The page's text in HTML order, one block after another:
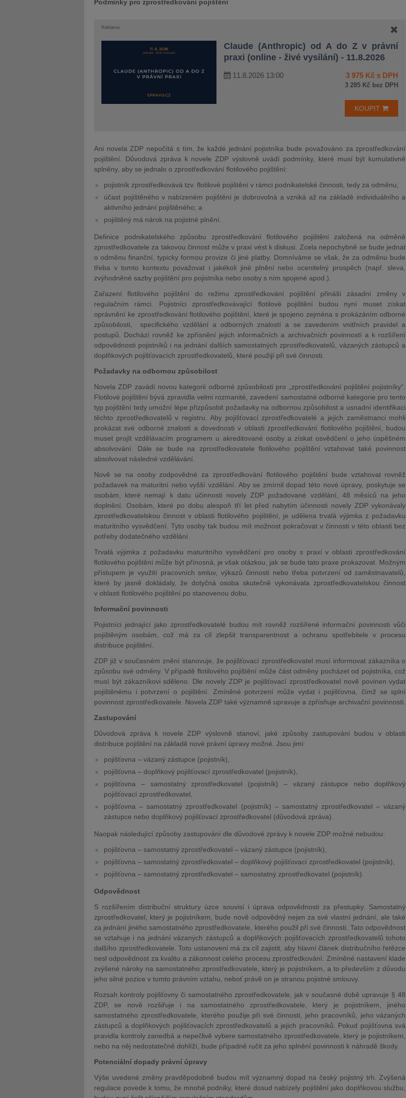
Podmínky pro zprostředkování pojištění
Reklama
Claude (Anthropic) od A do Z v právní
praxi (online - živé vysílání) - 11.8.2026
11.8.2026 13:00 3 975 Kč s DPH
3 285 Kč bez DPH
KOUPIT
Ani novela ZDP nepočítá s tím, že každé jednání pojistníka bude považováno za zprostředkování
pojištění. Důvodová zpráva k novele ZDP výslovně uvádí podmínky, které musí být kumulativně
splněny, aby se jednalo o zprostředkování flotilového pojištění:
pojistník zprostředkovává tzv. flotilové pojištění v rámci podnikatelské činnosti, tedy za odměnu;
účast pojištěného v nabízeném pojištění je dobrovolná a vzniká až na základě individuálního a
aktivního jednání pojištěného; a
pojištěný má nárok na pojistné plnění.
Definice podnikatelského způsobu zprostředkování flotilového pojištění založená na odměně
zprostředkovatele za takovou činnost může v praxi vést k diskusi. Zcela nepochybně se bude jednat
o odměnu finanční, typicky formou provize či jiné platby. Domníváme se však, že za odměnu bude
třeba v tomto kontextu považovat i jakékoli jiné plnění nebo ocenitelný prospěch (např. sleva,
zvýhodněné sazby pojištění pro pojistníka nebo osoby s ním spojené apod.).
Zařazení flotilového pojištění do režimu zprostředkování pojištění přináší zásadní změny v
regulačním rámci. Pojistníci zprostředkovávající flotilové pojištění budou nyní muset získat
oprávnění ke zprostředkování flotilového pojištění, které je spojeno zejména s prokázáním odborné
způsobilosti, specifického vzdělání a odborných znalostí a se zavedením vnitřních pravidel a
postupů. Dochází rovněž ke zpřísnění jejich informačních a archivačních povinností a k rozšíření
odpovědnosti pojistníků i na jednání dalších samostatných zprostředkovatelů, vázaných zástupců a
doplňkových pojišťovacích zprostředkovatelů, které použijí při své činnosti.
Požadavky na odbornou způsobilost
Novela ZDP zavádí novou kategorii odborné způsobilosti pro „zprostředkování pojištění pojistníky“.
Flotilové pojištění bývá zpravidla velmi rozmanité, zavedení samostatné odborné kategorie pro tento
typ pojištění tedy umožní lépe přizpůsobit požadavky na odbornou způsobilost a usnadní identifikaci
těchto zprostředkovatelů v registru. Aby pojišťovací zprostředkovatelé a jejich zaměstnanci mohli
prokázat své odborné znalosti a dovednosti v oblasti zprostředkování flotilového pojištění, budou
muset projít vzdělávacím programem u akreditované osoby a získat osvědčení o jeho úspěšném
absolvování. Dále se bude na zprostředkovatele flotilového pojištění vztahovat také povinnost
absolvovat následné vzdělávání.
Nově se na osoby zodpovědné za zprostředkování flotilového pojištění bude vztahovat rovněž
požadavek na maturitní nebo vyšší vzdělání. Aby se zmírnil dopad této nové úpravy, poskytuje se
osobám, které nemají k datu účinnosti novely ZDP požadované vzdělání, 48 měsíců na jeho
doplnění. Osobám, které po dobu alespoň tří let před nabytím účinnosti novely ZDP vykonávaly
zprostředkovatelskou činnost v oblasti flotilového pojištění, je udělena trvalá výjimka z požadavku
maturitního vysvědčení. Tyto osoby tak budou mít možnost pokračovat v činnosti v této oblasti bez
potřeby dodatečného vzdělání.
Trvalá výjimka z požadavku maturitního vysvědčení pro osoby s praxí v oblasti zprostředkování
flotilového pojištění může být přínosná, je však otázkou, jak se bude tato praxe prokazovat. Možným
přístupem je využití pracovních smluv, výkazů činnosti nebo třeba potvrzení od zaměstnavatelů,
které by jasně dokládaly, že dotyčná osoba skutečně vykonávala zprostředkovatelskou činnost
v oblasti flotilového pojištění po stanovenou dobu.
Informační povinnosti
Pojistníci jednající jako zprostředkovatelé budou mít rovněž rozšířené informační povinnosti vůči
pojištěným osobám, což má za cíl zlepšit transparentnost a ochranu spotřebitele v procesu
distribuce pojištění.
ZDP již v současném znění stanovuje, že pojišťovací zprostředkovatel musí informovat zákazníka o
způsobu své odměny. V případě flotilového pojištění může část odměny pocházet od pojistníka, což
musí být zákazníkovi sděleno. Dle novely ZDP je pojišťovací zprostředkovatel nově povinen vydat
pojištěnému i potvrzení o pojištění. Zmíněné potvrzení může vydat i pojišťovna, čímž se splní
povinnost zprostředkovatele. Novela ZDP také významně upravuje a zpřísňuje archivační povinnosti.
Zastupování
Důvodová zpráva k novele ZDP výslovně stanoví, jaké způsoby zastupování budou v oblasti
distribuce pojištění na základě nové právní úpravy možné. Jsou jimi:
pojišťovna – vázaný zástupce (pojistník),
pojišťovna – doplňkový pojišťovací zprostředkovatel (pojistník),
pojišťovna – samostatný zprostředkovatel (pojistník) – vázaný zástupce nebo doplňkový
pojišťovací zprostředkovatel,
pojišťovna – samostatný zprostředkovatel (pojistník) – samostatný zprostředkovatel – vázaný
zástupce nebo doplňkový pojišťovací zprostředkovatel (důvodová zpráva).
Naopak následující způsoby zastupování dle důvodové zprávy k novele ZDP možné nebudou:
pojišťovna – samostatný zprostředkovatel – vázaný zástupce (pojistník),
pojišťovna – samostatný zprostředkovatel – doplňkový pojišťovací zprostředkovatel (pojistník),
pojišťovna – samostatný zprostředkovatel – samostatný zprostředkovatel (pojistník).
Odpovědnost
S rozšířením distribuční struktury úzce souvisí i úprava odpovědnosti za přestupky. Samostatný
zprostředkovatel, který je pojistníkem, bude nově odpovědný nejen za své vlastní jednání, ale také
za jednání jiného samostatného zprostředkovatele, kterého použil při své činnosti. Tato odpovědnost
se vztahuje i na jednání vázaných zástupců a doplňkových pojišťovacích zprostředkovatelů tohoto
dalšího zprostředkovatele. Toto ustanovení má za cíl zajistit, aby hlavní článek distribučního řetězce
nesl odpovědnost za kvalitu a zákonnost celého procesu zprostředkování. Zmíněné nastavení klade
zvýšené nároky na samostatného zprostředkovatele, který je pojistníkem, a to především z důvodu
jeho silné pozice v tomto právním vztahu, neboť právě on je stranou pojistné smlouvy.
Rozsah kontroly pojišťovny či samostatného zprostředkovatele, jak v současné době upravuje § 48
ZDP, se nově rozšiřuje i na samostatného zprostředkovatele, který je pojistníkem, jiného
samostatného zprostředkovatele, kterého použije při své činnosti, jeho pracovníků, jeho vázaných
zástupců a doplňkových pojišťovacích zprostředkovatelů a jejich pracovníků. Pokud pojišťovna svá
pravidla kontroly zanedbá a nepečlivě vybere samostatného zprostředkovatele, který je pojistníkem,
nebo na něj nedostatečně dohlíží, bude případně ručit za jeho splnění povinnosti k náhradě škody.
Potenciální dopady právní úpravy
Výše uvedené změny pravděpodobně budou mít významný dopad na český pojistný trh. Zvýšená
regulace povede k tomu, že mnohé podniky, které dosud nabízely pojištění jako doplňkovou službu,